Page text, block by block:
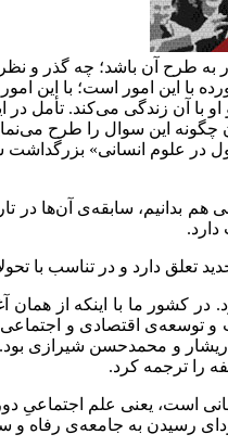
طرح آن باشد؛ چه گذر و
امور است؛ با این امور
آن زندگی می‌کند. تأمل در
چگونه این سوال را طرح
در علوم انسانی»
بدانیم، سابقه‌ی آن‌ها
تعلق دارد و در تناسب
کشور ما با اینکه از
توسعه‌ی اقتصادی و
و محمدحسن شیرازی بود.
را ترجمه کرد.
یعنی علم اجتماعیِ
رسیدن به جامعه‌ی رفاه و